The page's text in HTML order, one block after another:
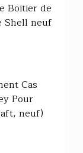
Boitier de
Shell neuf
Cas
Pour
neuf)